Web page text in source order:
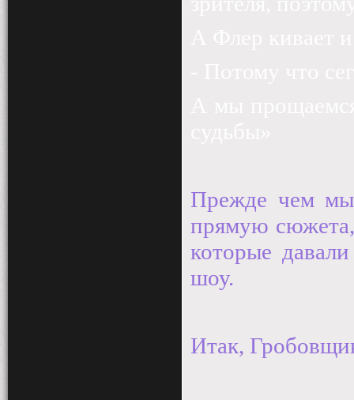
Прежде чем
прямую
которые
шоу.
Итак,